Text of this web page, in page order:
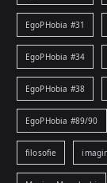
EgoPHobia #31
EgoPHobia #34
EgoPHobia #38
EgoPHobia #89/90
filosofie